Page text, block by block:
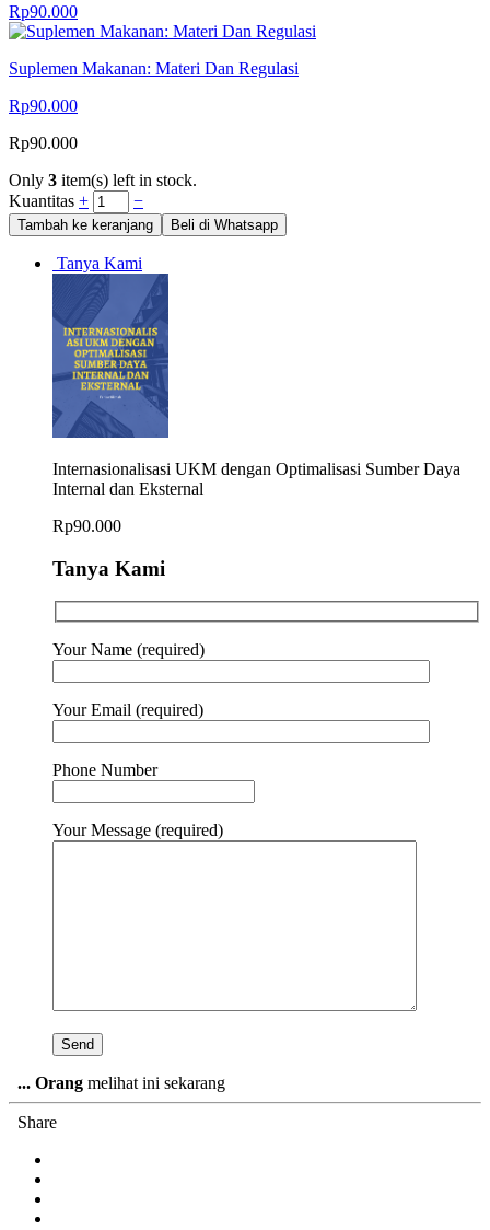
Rp90.000
Suplemen Makanan: Materi Dan Regulasi
Rp90.000
Rp90.000
Only 3 item(s) left in stock.
Kuantitas + −
Tambah ke keranjang Beli di Whatsapp
Tanya Kami
Internasionalisasi UKM dengan Optimalisasi Sumber Daya
Internal dan Eksternal
Rp90.000
Tanya Kami
Your Name (required)
Your Email (required)
Phone Number
Your Message (required)
... Orang melihat ini sekarang
Share